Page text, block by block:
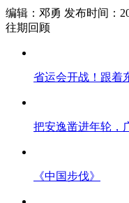
编辑：邓勇 发布时间：
往期回顾
省运会开战！跟着
把安逸凿进年轮，
《中国步伐》